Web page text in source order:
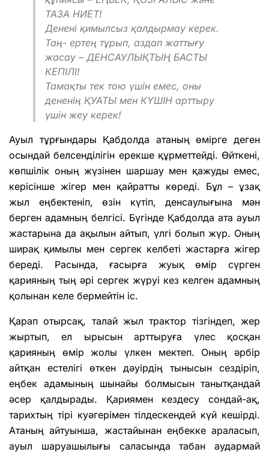
ТАЗА НИЕТ!
Денені қимылсыз қалдырмау керек.
Таң- ертең тұрып, аздап жаттығу
жасау – ДЕНСАУЛЫҚТЫҢ БАСТЫ
КЕПІЛІ!
Тамақты тек тою үшін емес, оны
дененің ҚУАТЫ мен КҮШІН арттыру
үшін жеу керек!
Ауыл тұрғындары Қабдолда атаның өмірге деген
осындай белсенділігін ерекше құрметтейді. Өйткені,
көпшілік оның жүзінен шаршау мен қажуды емес,
керісінше жігер мен қайратты көреді. Бұл – ұзақ
жыл еңбектеніп, өзін күтіп, денсаулығына мән
берген адамның белгісі. Бүгінде Қабдолда ата ауыл
жастарына да ақылын айтып, үлгі болып жүр. Оның
ширақ қимылы мен сергек келбеті жастарға жігер
береді. Расында, ғасырға жуық өмір сүрген
қарияның тың әрі сергек жүруі кез келген адамның
қолынан келе бермейтін іс.
Қарап отырсақ, талай жыл трактор тізгіндеп, жер
жыртып, ел ырысын арттыруға үлес қосқан
қарияның өмір жолы үлкен мектеп. Оның әрбір
айтқан естелігі өткен дәуірдің тынысын сездіріп,
еңбек адамының шынайы болмысын танытқандай
әсер қалдырады. Қариямен кездесу сондай-ақ,
тарихтың тірі куәгерімен тілдескендей күй кешірді.
Атаның айтуынша, жастайынан еңбекке араласып,
ауыл шаруашылығы саласында табан аудармай